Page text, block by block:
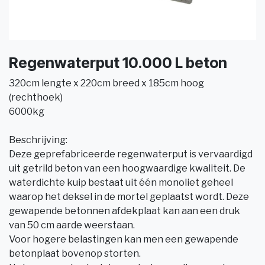
Regenwaterput 10.000 L beton
320cm lengte x 220cm breed x 185cm hoog
(rechthoek)
6000kg
Beschrijving:
Deze geprefabriceerde regenwaterput is vervaardigd
uit getrild beton van een hoogwaardige kwaliteit. De
waterdichte kuip bestaat uit één monoliet geheel
waarop het deksel in de mortel geplaatst wordt. Deze
gewapende betonnen afdekplaat kan aan een druk
van 50 cm aarde weerstaan.
Voor hogere belastingen kan men een gewapende
betonplaat bovenop storten.